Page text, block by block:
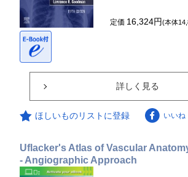
定価 16,324円(本体
詳しく見る
ほしいものリストに登録 いいね
Uflacker's Atlas of Vascular
- Angiographic Approach